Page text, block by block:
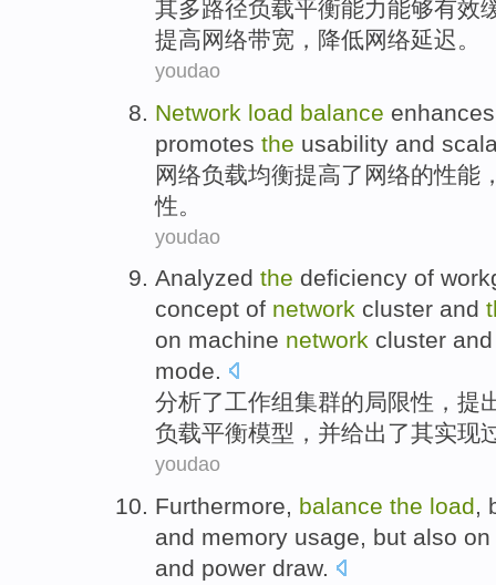
其多路径负载平衡能力能够有效
提高网络带宽 ， 降低网络延迟。
youdao
Network load balance enhances
promotes the usability and
网络负载均衡提高了网络的性能
性 。
youdao
Analyzed the deficiency of
concept of network cluster and
on machine network cluster and
mode.
分析了工作组集群的局限性， 提
负载平衡模型 ， 并给出了其实现
youdao
Furthermore, balance the load,
and memory usage, but also on
and power draw.